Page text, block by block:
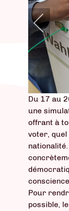
Du 17 au
une
offrant à
voter,
Pour
possible,